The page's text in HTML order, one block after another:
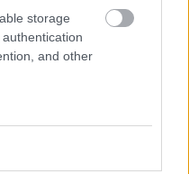
storage
and other
εκφραστική
αποχρώσεις του